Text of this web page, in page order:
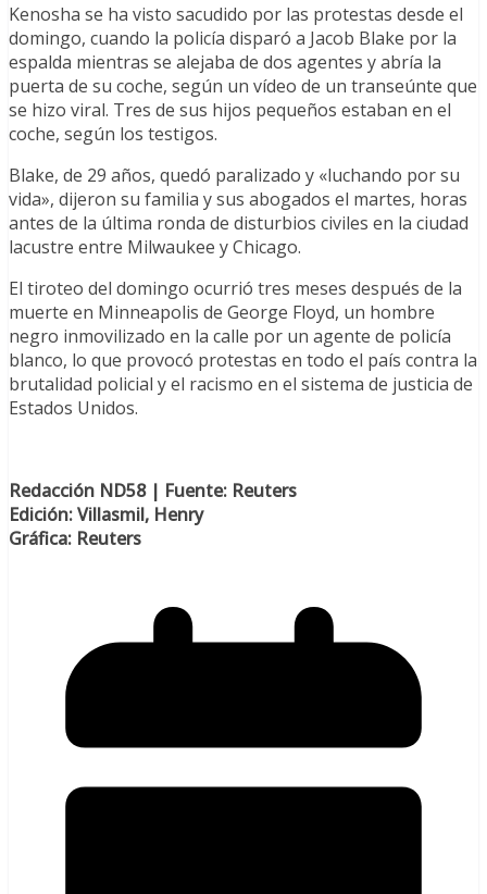
Kenosha se ha visto sacudido por las protestas desde el
domingo, cuando la policía disparó a Jacob Blake por la
espalda mientras se alejaba de dos agentes y abría la
puerta de su coche, según un vídeo de un transeúnte que
se hizo viral. Tres de sus hijos pequeños estaban en el
coche, según los testigos.
Blake, de 29 años, quedó paralizado y «luchando por su
vida», dijeron su familia y sus abogados el martes, horas
antes de la última ronda de disturbios civiles en la ciudad
lacustre entre Milwaukee y Chicago.
El tiroteo del domingo ocurrió tres meses después de la
muerte en Minneapolis de George Floyd, un hombre
negro inmovilizado en la calle por un agente de policía
blanco, lo que provocó protestas en todo el país contra la
brutalidad policial y el racismo en el sistema de justicia de
Estados Unidos.
Redacción ND58 | Fuente: Reuters
Edición: Villasmil, Henry
Gráfica: Reuters